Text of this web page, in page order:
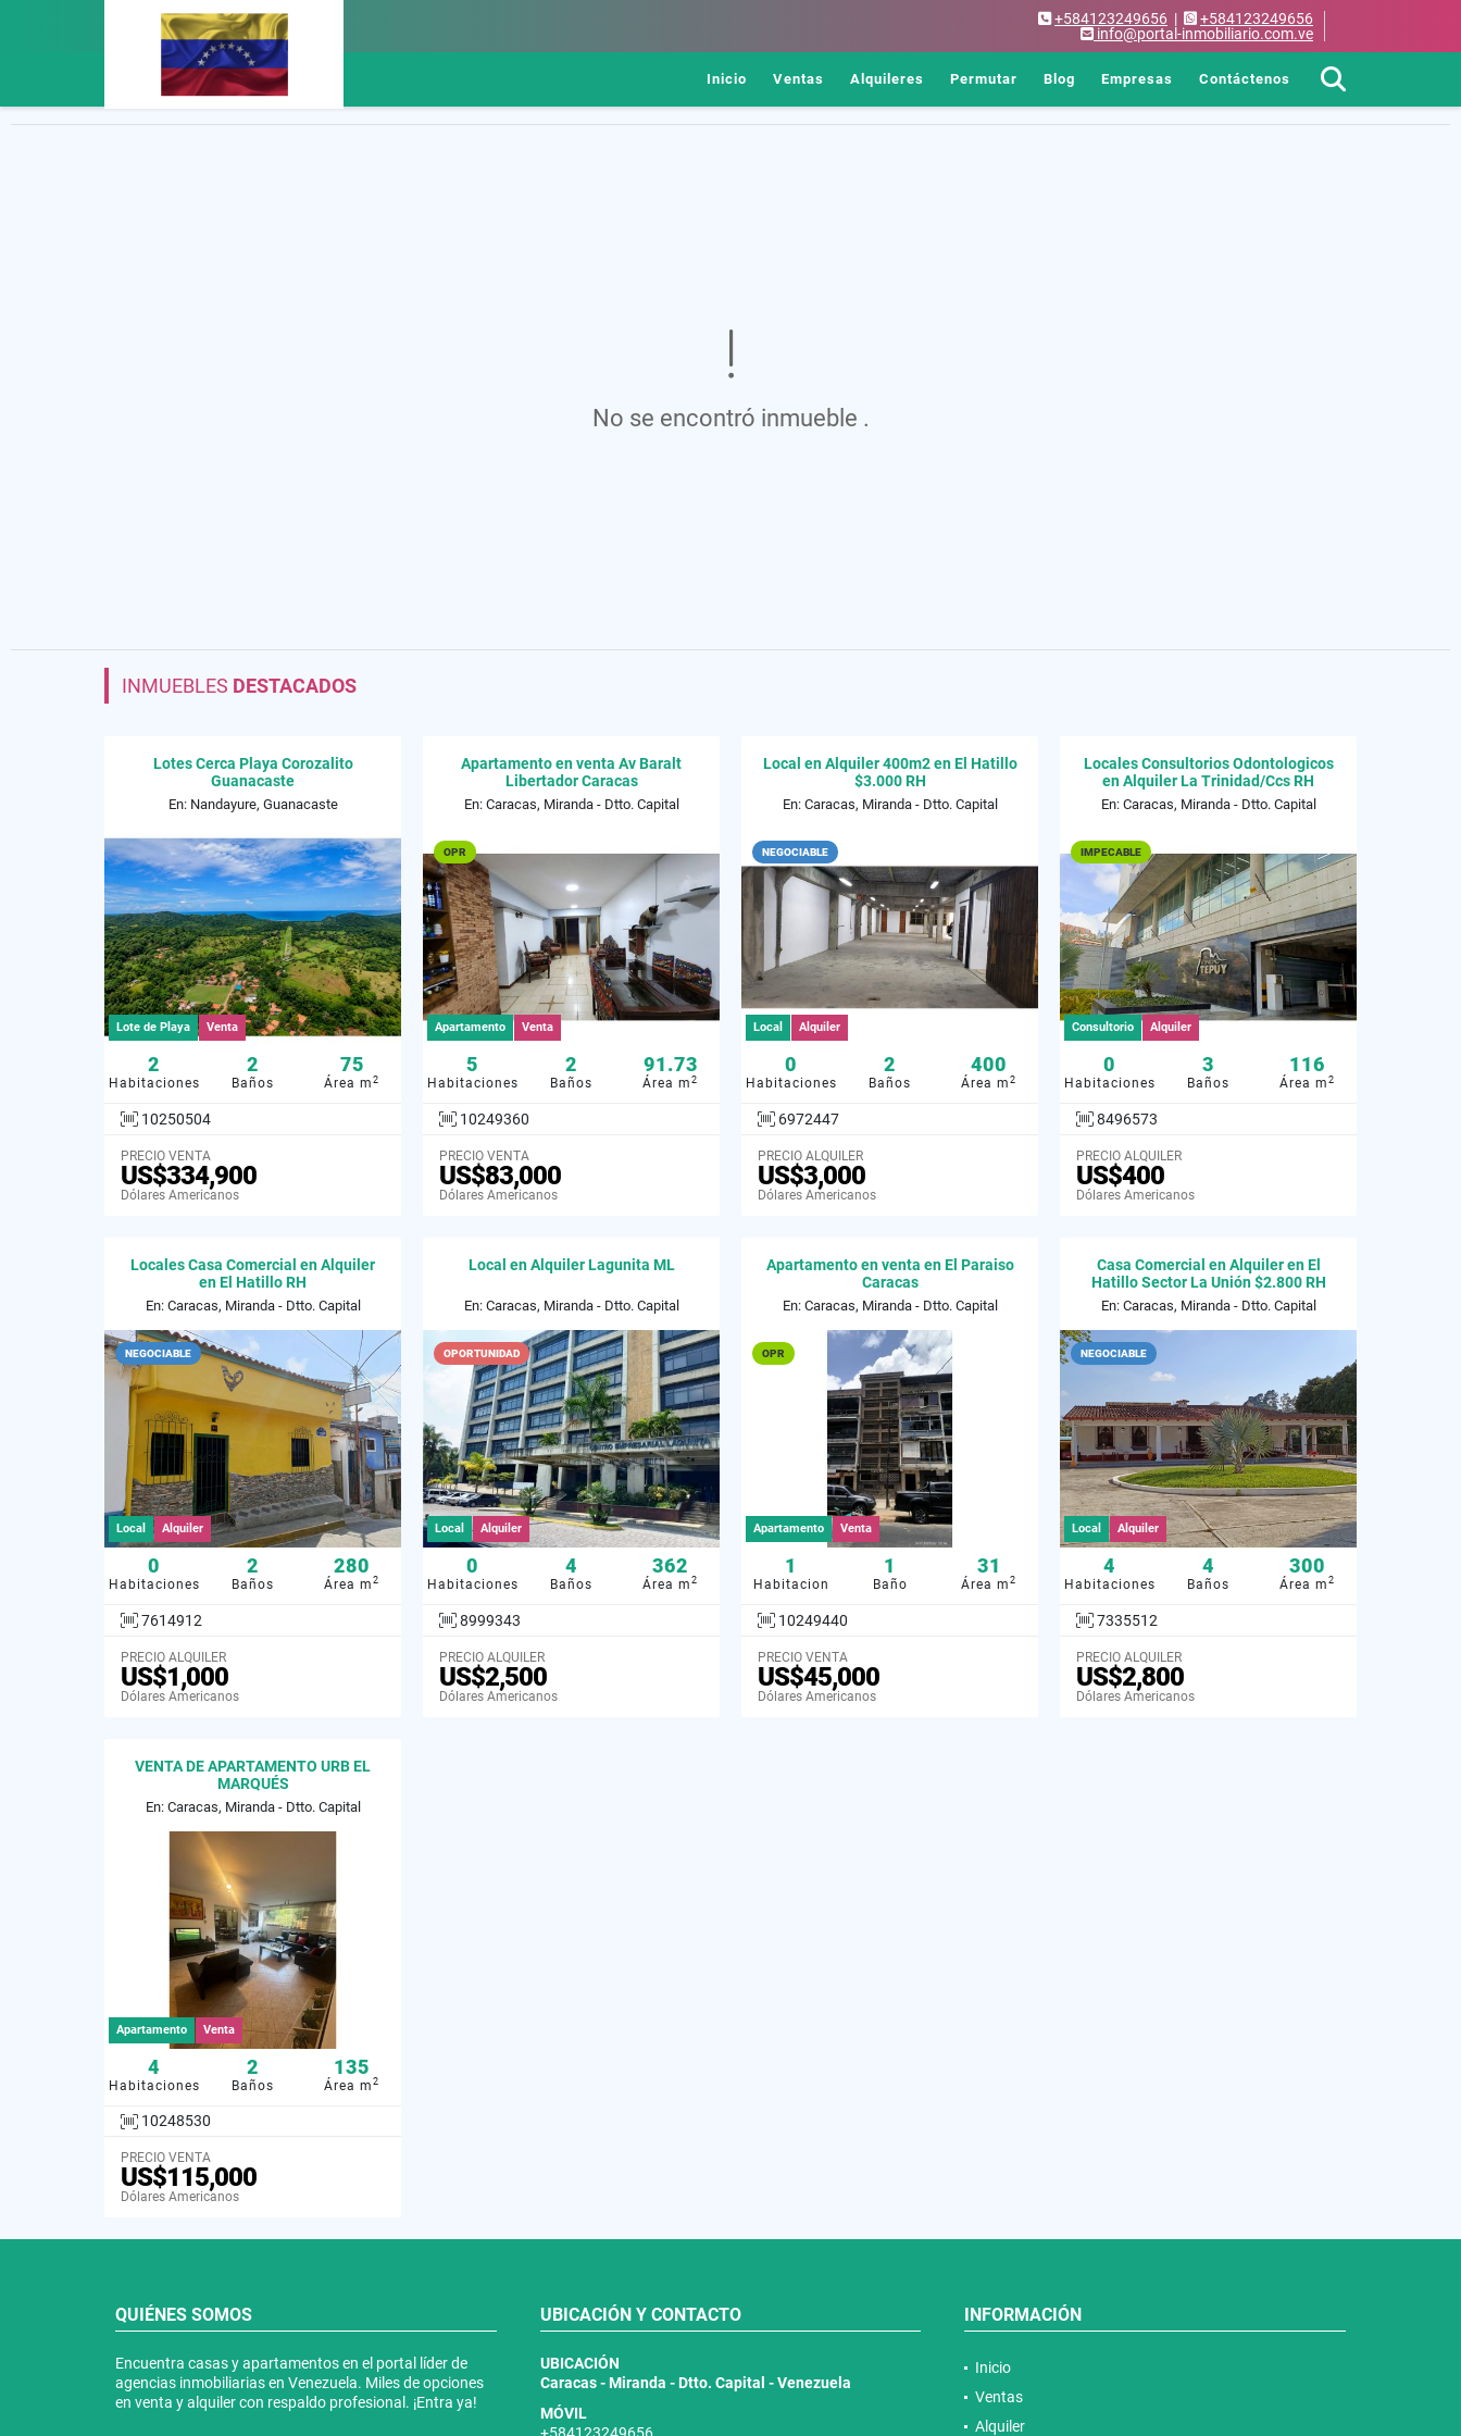
+584123249656 |
+584123249656
info@portal-inmobiliario.com.ve
Inicio Ventas Alquileres Permutar Blog Empresas Contáctenos
No se encontró inmueble .
INMUEBLES DESTACADOS
Lotes Cerca Playa Corozalito
Guanacaste
En: Nandayure, Guanacaste
Lote de Playa Venta
2
Habitaciones
2
Baños
75
Área m 2
10250504
PRECIO VENTA
US$334,900
Dólares Americanos
Apartamento en venta Av Baralt
Libertador Caracas
En: Caracas, Miranda - Dtto. Capital
OPR
Apartamento Venta
5
Habitaciones
2
Baños
91.73
Área m 2
10249360
PRECIO VENTA
US$83,000
Dólares Americanos
Local en Alquiler 400m2 en El Hatillo
$3.000 RH
En: Caracas, Miranda - Dtto. Capital
NEGOCIABLE
Local Alquiler
0
Habitaciones
2
Baños
400
Área m 2
6972447
PRECIO ALQUILER
US$3,000
Dólares Americanos
Locales Consultorios Odontologicos
en Alquiler La Trinidad/Ccs RH
En: Caracas, Miranda - Dtto. Capital
IMPECABLE
Consultorio Alquiler
0
Habitaciones
3
Baños
116
Área m 2
8496573
PRECIO ALQUILER
US$400
Dólares Americanos
Locales Casa Comercial en Alquiler
en El Hatillo RH
En: Caracas, Miranda - Dtto. Capital
NEGOCIABLE
Local Alquiler
0
Habitaciones
2
Baños
280
Área m 2
7614912
PRECIO ALQUILER
US$1,000
Dólares Americanos
Local en Alquiler Lagunita ML
En: Caracas, Miranda - Dtto. Capital
OPORTUNIDAD
Local Alquiler
0
Habitaciones
4
Baños
362
Área m 2
8999343
PRECIO ALQUILER
US$2,500
Dólares Americanos
Apartamento en venta en El Paraiso
Caracas
En: Caracas, Miranda - Dtto. Capital
OPR
Apartamento Venta
1
Habitacion
1
Baño
31
Área m 2
10249440
PRECIO VENTA
US$45,000
Dólares Americanos
Casa Comercial en Alquiler en El
Hatillo Sector La Unión $2.800 RH
En: Caracas, Miranda - Dtto. Capital
NEGOCIABLE
Local Alquiler
4
Habitaciones
4
Baños
300
Área m 2
7335512
PRECIO ALQUILER
US$2,800
Dólares Americanos
VENTA DE APARTAMENTO URB EL
MARQUÉS
En: Caracas, Miranda - Dtto. Capital
Apartamento Venta
4
Habitaciones
2
Baños
135
Área m 2
10248530
PRECIO VENTA
US$115,000
Dólares Americanos
QUIÉNES SOMOS
Encuentra casas y apartamentos en el portal líder de
agencias inmobiliarias en Venezuela. Miles de opciones
en venta y alquiler con respaldo profesional. ¡Entra ya!
UBICACIÓN Y CONTACTO
UBICACIÓN
Caracas - Miranda - Dtto. Capital - Venezuela
MÓVIL
INFORMACIÓN
Inicio
Ventas
Alquiler